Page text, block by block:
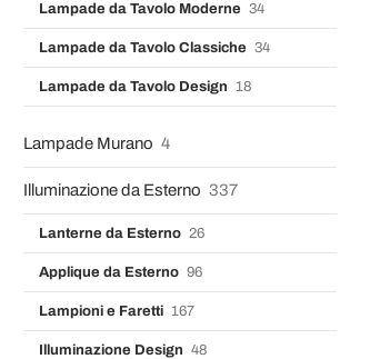
Lampade da Tavolo Moderne 34
Lampade da Tavolo Classiche 34
Lampade da Tavolo Design 18
Lampade Murano 4
Illuminazione da Esterno 337
Lanterne da Esterno 26
Applique da Esterno 96
Lampioni e Faretti 167
Illuminazione Design 48